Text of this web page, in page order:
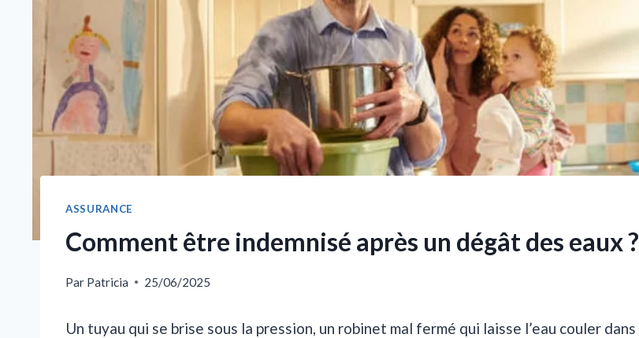
ASSURANCE
Comment être indemnisé après un dégât des eaux ?
Par Patricia 25/06/2025
Un tuyau qui se brise sous la pression, un robinet mal fermé qui laisse l’eau couler dans